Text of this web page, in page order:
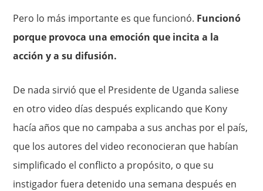
Pero lo más importante es que funcionó. Funcionó
porque provoca una emoción que incita a la
acción y a su difusión.
De nada sirvió que el Presidente de Uganda saliese
en otro video días después explicando que Kony
hacía años que no campaba a sus anchas por el país,
que los autores del video reconocieran que habían
simplificado el conflicto a propósito, o que su
instigador fuera detenido una semana después en